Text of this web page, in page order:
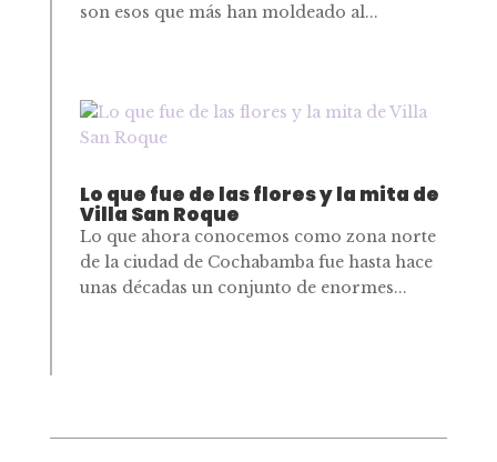
son esos que más han moldeado al...
Lo que fue de las flores y la mita de
Villa San Roque
Lo que ahora conocemos como zona norte
de la ciudad de Cochabamba fue hasta hace
unas décadas un conjunto de enormes...